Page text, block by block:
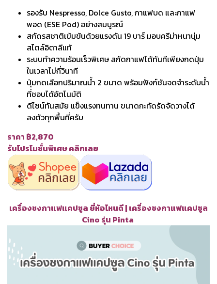
รองรับ Nespresso, Dolce Gusto, กาแฟบด และกาแฟ
พอด (ESE Pod) อย่างสมบูรณ์
สกัดรสชาติเข้มข้นด้วยแรงดัน 19 บาร์ มอบครีม่าหนานุ่ม
สไตล์อิตาลีแท้
ระบบทำความร้อนเร็วพิเศษ สกัดกาแฟได้ทันทีเพียงกดปุ่ม
ในเวลาไม่กี่วินาที
ปุ่มกดเลือกปริมาณน้ำ 2 ขนาด พร้อมฟังก์ชันจดจำระดับน้ำ
ที่ชอบได้อัตโนมัติ
ดีไซน์ทันสมัย แข็งแรงทนทาน ขนาดกะทัดรัดจัดวางได้
ลงตัวทุกพื้นที่ครับ
ราคา ฿2,870
รับโปรโมชั่นพิเศษ คลิกเลย
เครื่องชงกาแฟแคปซูล ยี่ห้อไหนดี | เครื่องชงกาแฟแคปซูล
Cino รุ่น Pinta